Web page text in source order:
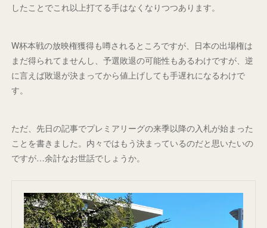
したことでこれ以上打てる手はなくなりつつあります。
W杯本戦の放映権獲得も噂されるところですが、日本の出場権は
まだ得られてませんし、予選敗退の可能性もあるわけですが、逆
に言えば敗退が決まってから値上げしても手遅れになるわけで
す。
ただ、先日の記事でプレミアリーグの来季以降の入札が始まった
ことを書きました。内々ではもう決まっているのだと思いたいの
ですが…余計なお世話でしょうか。